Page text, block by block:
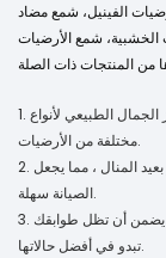
الفينيل، شمع مضاد
الخشبية، شمع الأرضيات
1. توفر شمعاتنا الأرضية حماية وتألق طويلة الأمد ، مما يعزز الجمال الطبيعي لأنواع
مختلفة من الأرضيات.
2. يمنع الشمع المضاد للثبات التصريف الكهربائي وتراكم الغبار بعيد المنال ، مما يجعل
الصيانة سهلة.
3. يخلق كل شمع حاجزًا متينًا ضد الخدوش والبقع وارتداءه ، مما يضمن أن تظل طوابقك
تبدو في أفضل حالاتها.